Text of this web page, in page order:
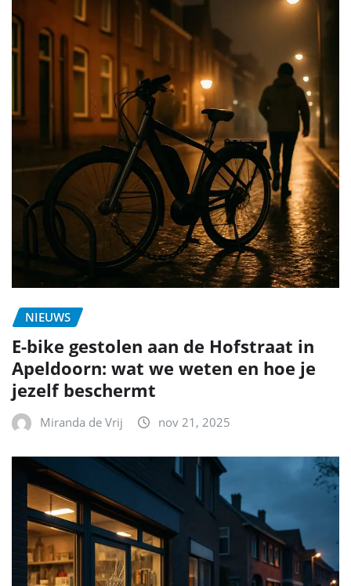
NIEUWS
E-bike gestolen aan de Hofstraat in
Apeldoorn: wat we weten en hoe je
jezelf beschermt
Miranda de Vrij nov 21, 2025